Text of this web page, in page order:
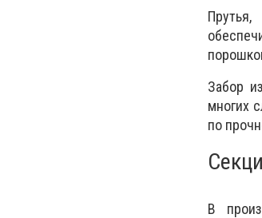
Забор
многих
по
В